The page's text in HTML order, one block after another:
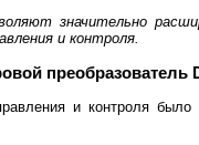
значительно
и контроля.
преобразователь
и контроля было